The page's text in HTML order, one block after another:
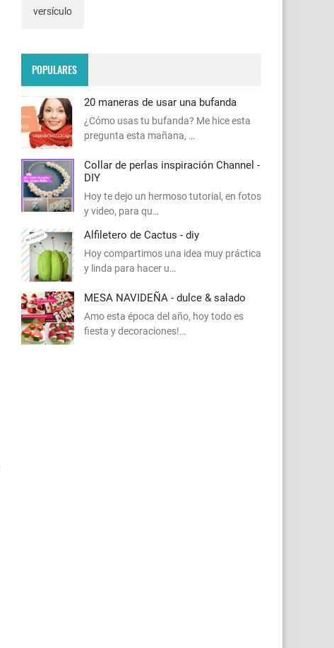
versículo
POPULARES
20 maneras de usar una bufanda
¿Cómo usas tu bufanda? Me hice esta
pregunta esta mañana, …
Collar de perlas inspiración Channel -
DIY
Hoy te dejo un hermoso tutorial, en fotos
y video, para qu…
Alfiletero de Cactus - diy
Hoy compartimos una idea muy práctica
y linda para hacer u…
MESA NAVIDEÑA - dulce & salado
Amo esta época del año, hoy todo es
fiesta y decoraciones!…